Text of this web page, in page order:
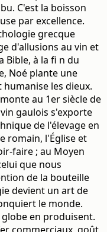
C'est la boisson
par excellence.
grecque
d'allusions au vin et
Bible, à la fi n du
Noé plante une
humanise les dieux.
au 1er siècle de
gaulois s'exporte
de l'élevage en
romain, l'Église et
faire ; au Moyen
que nous
de la bouteille
devient un art de
le monde.
en produisent.